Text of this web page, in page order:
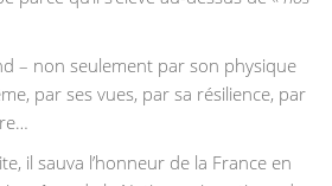
– non seulement par son physique
par ses vues, par sa résilience, par
il sauva l’honneur de la France en